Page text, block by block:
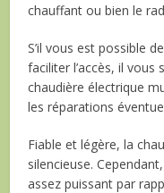
chauffant ou bien le
S’il vous est possible
faciliter l’accès, il
chaudière électrique
les réparations
Fiable et légère, la
silencieuse.
assez puissant par